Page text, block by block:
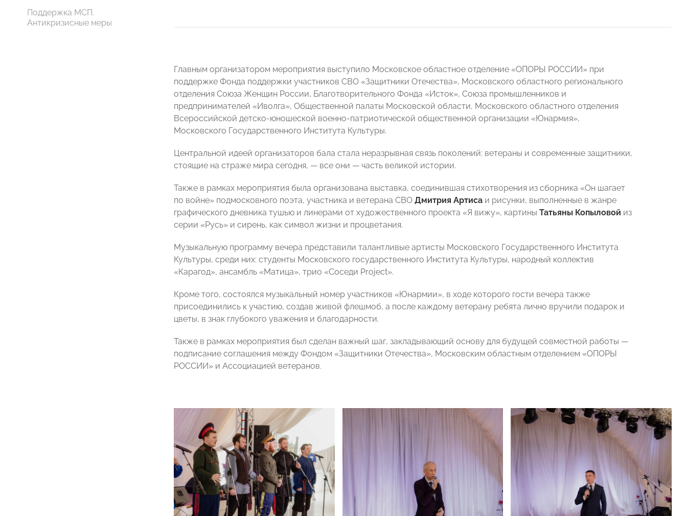
Поддержка МСП.
Антикризисные меры
Главным организатором мероприятия выступило Московское областное отделение «ОПОРЫ РОССИИ» при
поддержке Фонда поддержки участников СВО «Защитники Отечества», Московского областного регионального
отделения Союза Женщин России, Благотворительного Фонда «Исток», Союза промышленников и
предпринимателей «Иволга», Общественной палаты Московской области, Московского областного отделения
Всероссийской детско-юношеской военно-патриотической общественной организации «Юнармия»,
Московского Государственного Института Культуры.
Центральной идеей организаторов бала стала неразрывная связь поколений: ветераны и современные защитники,
стоящие на страже мира сегодня, — все они — часть великой истории.
Также в рамках мероприятия была организована выставка, соединившая стихотворения из сборника «Он шагает
по войне» подмосковного поэта, участника и ветерана СВО Дмитрия Артиса и рисунки, выполненные в жанре
графического дневника тушью и линерами от художественного проекта «Я вижу», картины Татьяны Копыловой из
серии «Русь» и сирень, как символ жизни и процветания.
Музыкальную программу вечера представили талантливые артисты Московского Государственного Института
Культуры, среди них: студенты Московского государственного Института Культуры, народный коллектив
«Карагод», ансамбль «Матица», трио «Соседи Project».
Кроме того, состоялся музыкальный номер участников «Юнармии», в ходе которого гости вечера также
присоединились к участию, создав живой флешмоб, а после каждому ветерану ребята лично вручили подарок и
цветы, в знак глубокого уважения и благодарности.
Также в рамках мероприятия был сделан важный шаг, закладывающий основу для будущей совместной работы —
подписание соглашения между Фондом «Защитники Отечества», Московским областным отделением «ОПОРЫ
РОССИИ» и Ассоциацией ветеранов.